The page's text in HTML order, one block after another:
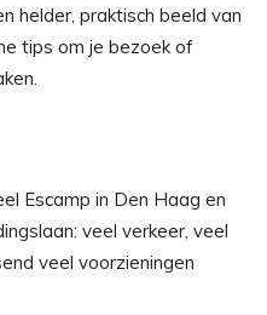
helder, praktisch beeld van
tips om je bezoek of
Escamp in Den Haag en
veel verkeer, veel
veel voorzieningen